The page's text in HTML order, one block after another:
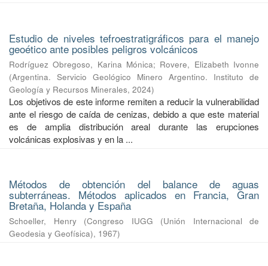
Estudio de niveles tefroestratigráficos para el manejo
geoético ante posibles peligros volcánicos
Rodríguez Obregoso, Karina Mónica; Rovere, Elizabeth Ivonne
(Argentina. Servicio Geológico Minero Argentino. Instituto de
Geología y Recursos Minerales, 2024)
Los objetivos de este informe remiten a reducir la vulnerabilidad
ante el riesgo de caída de cenizas, debido a que este material
es de amplia distribución areal durante las erupciones
volcánicas explosivas y en la ...
Métodos de obtención del balance de aguas
subterráneas. Métodos aplicados en Francia, Gran
Bretaña, Holanda y España
Schoeller, Henry (Congreso IUGG (Unión Internacional de
Geodesia y Geofísica), 1967)